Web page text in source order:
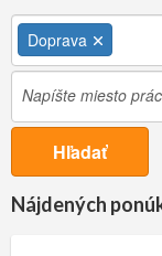
Doprava
Hľadať
Nájdených